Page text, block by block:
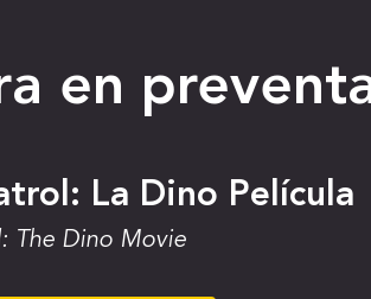
en
La Dino Película
The Dino Movie